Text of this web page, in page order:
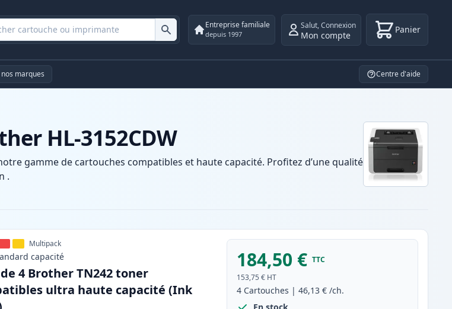
Entreprise familiale
depuis 1997
Salut,Connexion
Mon compte Panier
marques Centre d'aide
HL-3152CDW
gamme de cartouches compatibles et haute capacité. Profitez d’une qualité
.
Multipack
capacité
4 Brother TN242 toner
ultra haute capacité (Ink
184,50 € TTC
153,75 € HT
4 Cartouches |46,13 € /ch.